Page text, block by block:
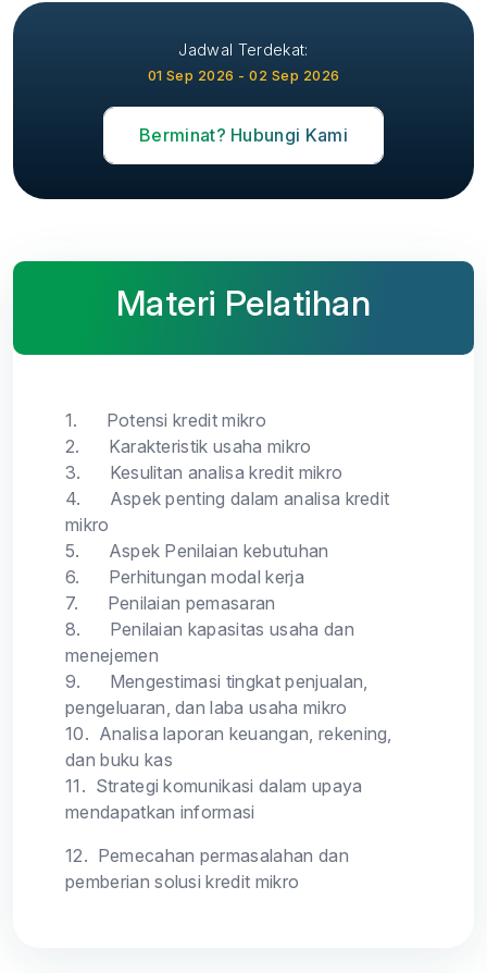
Jadwal Terdekat:
01 Sep 2026 - 02 Sep 2026
Berminat? Hubungi Kami
Materi Pelatihan
1.
Potensi kredit mikro
2.
Karakteristik usaha mikro
3.
Kesulitan analisa kredit mikro
4.
Aspek penting dalam analisa kredit
mikro
5.
Aspek Penilaian kebutuhan
6.
Perhitungan modal kerja
7.
Penilaian pemasaran
8.
Penilaian kapasitas usaha dan
menejemen
9.
Mengestimasi tingkat penjualan,
pengeluaran, dan laba usaha mikro
10. Analisa laporan keuangan, rekening,
dan buku kas
11. Strategi komunikasi dalam upaya
mendapatkan informasi
12. Pemecahan permasalahan dan
pemberian solusi kredit mikro